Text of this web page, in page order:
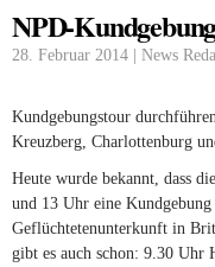
NPD-
28. Februar 2014 | News
Kundgebungstour
Kreuzberg, Charlottenburg
Heute wurde bekannt, dass
und 13 Uhr eine
Geflüchtetenunterkunft in
gibt es auch schon: 9.30 Uhr